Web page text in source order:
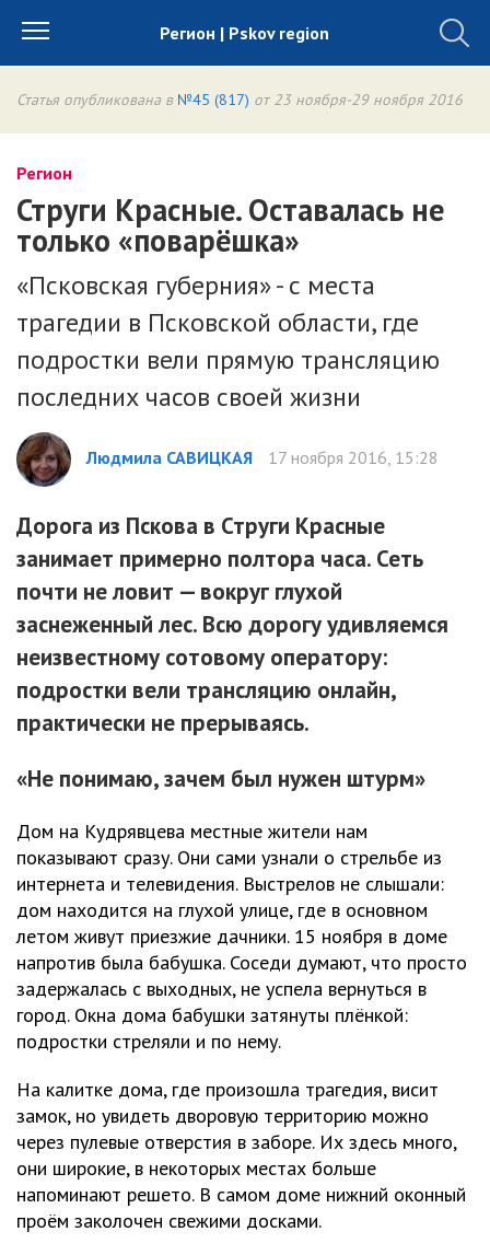
Регион | Pskov region
Статья опубликована в №45 (817) от 23 ноября-29 ноября 2016
Регион
Струги Красные. Оставалась не
только «поварёшка»
«Псковская губерния» - с места
трагедии в Псковской области, где
подростки вели прямую трансляцию
последних часов своей жизни
Людмила САВИЦКАЯ 17 ноября 2016, 15:28
Дорога из Пскова в Струги Красные
занимает примерно полтора часа. Сеть
почти не ловит — вокруг глухой
заснеженный лес. Всю дорогу удивляемся
неизвестному сотовому оператору:
подростки вели трансляцию онлайн,
практически не прерываясь.
«Не понимаю, зачем был нужен штурм»
Дом на Кудрявцева местные жители нам
показывают сразу. Они сами узнали о стрельбе из
интернета и телевидения. Выстрелов не слышали:
дом находится на глухой улице, где в основном
летом живут приезжие дачники. 15 ноября в доме
напротив была бабушка. Соседи думают, что просто
задержалась с выходных, не успела вернуться в
город. Окна дома бабушки затянуты плёнкой:
подростки стреляли и по нему.
На калитке дома, где произошла трагедия, висит
замок, но увидеть дворовую территорию можно
через пулевые отверстия в заборе. Их здесь много,
они широкие, в некоторых местах больше
напоминают решето. В самом доме нижний оконный
проём заколочен свежими досками.